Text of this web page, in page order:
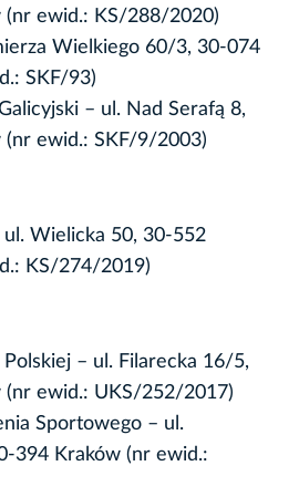
(nr ewid.: KS/288/2020)
Wielkiego 60/3, 30-074
SKF/93)
– ul. Nad Serafą 8,
(nr ewid.: SKF/9/2003)
ul. Wielicka 50, 30-552
KS/274/2019)
– ul. Filarecka 16/5,
(nr ewid.: UKS/252/2017)
Sportowego – ul.
394 Kraków (nr ewid.: